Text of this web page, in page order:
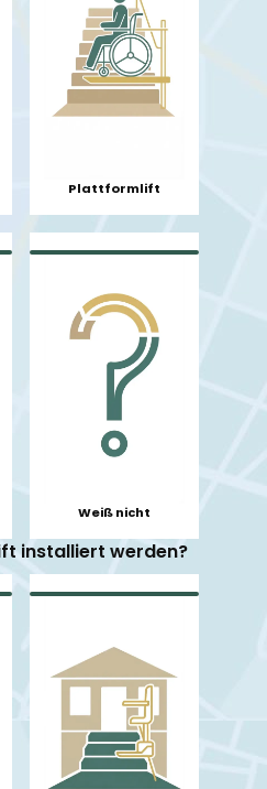
Plattformlift
Weiß nicht
installiert werden?